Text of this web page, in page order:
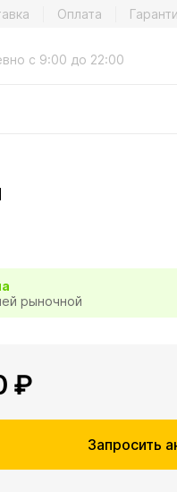
Оплата
с 9:00 до 22:00
рыночной
₽
Запросить